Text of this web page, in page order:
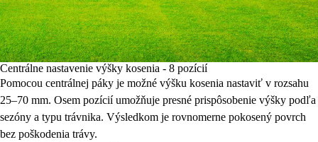
Centrálne nastavenie výšky kosenia - 8 pozícií
Pomocou centrálnej páky je možné výšku kosenia nastaviť v rozsahu
25–70 mm. Osem pozícií umožňuje presné prispôsobenie výšky podľa
sezóny a typu trávnika. Výsledkom je rovnomerne pokosený povrch
bez poškodenia trávy.